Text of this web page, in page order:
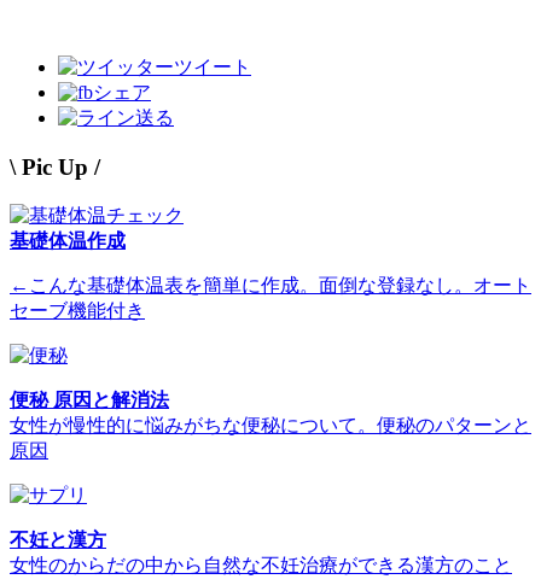
ツイート
シェア
送る
\ Pic Up /
基礎体温作成
←こんな基礎体温表を簡単に作成。面倒な登録なし。オート
セーブ機能付き
便秘 原因と解消法
女性が慢性的に悩みがちな便秘について。便秘のパターンと
原因
不妊と漢方
女性のからだの中から自然な不妊治療ができる漢方のこと